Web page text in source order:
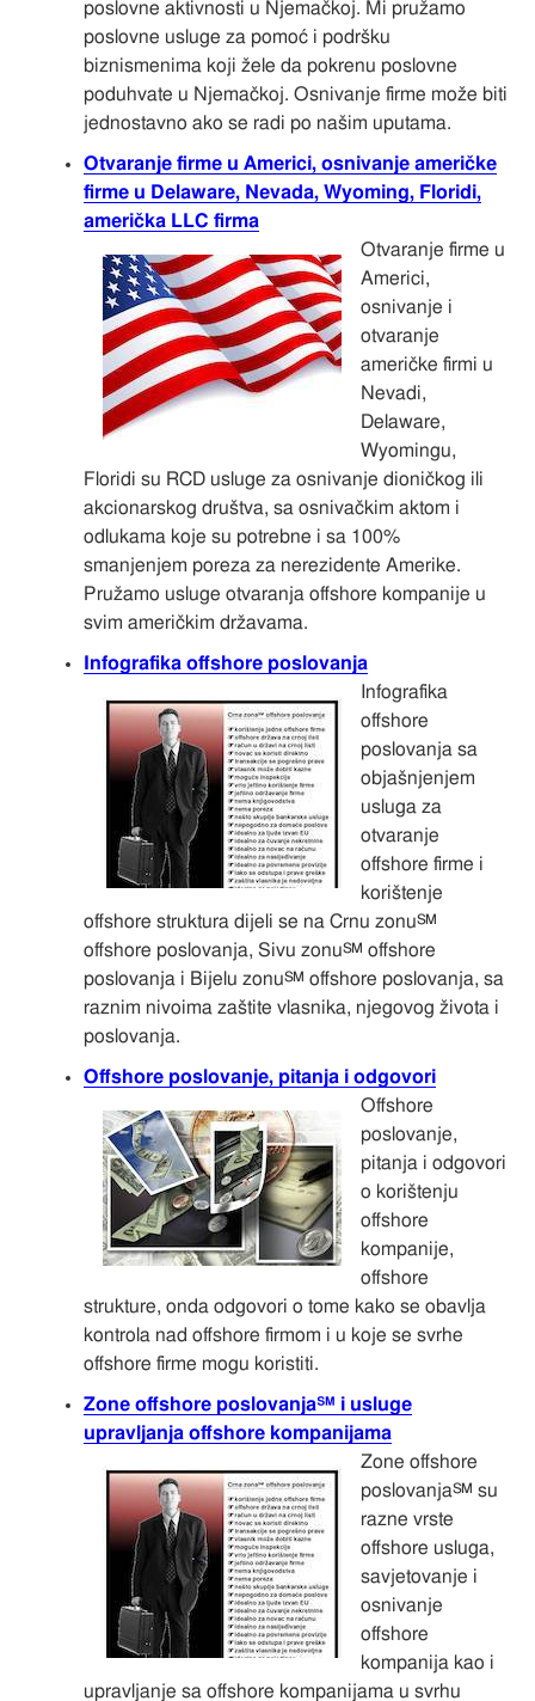
poslovne aktivnosti u Njemačkoj. Mi pružamo
poslovne usluge za pomoć i podršku
biznismenima koji žele da pokrenu poslovne
poduhvate u Njemačkoj. Osnivanje firme može biti
jednostavno ako se radi po našim uputama.
Otvaranje firme u Americi, osnivanje američke
firme u Delaware, Nevada, Wyoming, Floridi,
američka LLC firma
Otvaranje firme u
Americi,
osnivanje i
otvaranje
američke firmi u
Nevadi,
Delaware,
Wyomingu,
Floridi su RCD usluge za osnivanje dioničkog ili
akcionarskog društva, sa osnivačkim aktom i
odlukama koje su potrebne i sa 100%
smanjenjem poreza za nerezidente Amerike.
Pružamo usluge otvaranja offshore kompanije u
svim američkim državama.
Infografika offshore poslovanja
Infografika
offshore
poslovanja sa
objašnjenjem
usluga za
otvaranje
offshore firme i
korištenje
offshore struktura dijeli se na Crnu zonu℠
offshore poslovanja, Sivu zonu℠ offshore
poslovanja i Bijelu zonu℠ offshore poslovanja, sa
raznim nivoima zaštite vlasnika, njegovog života i
poslovanja.
Offshore poslovanje, pitanja i odgovori
Offshore
poslovanje,
pitanja i odgovori
o korištenju
offshore
kompanije,
offshore
strukture, onda odgovori o tome kako se obavlja
kontrola nad offshore firmom i u koje se svrhe
offshore firme mogu koristiti.
Zone offshore poslovanja℠ i usluge
upravljanja offshore kompanijama
Zone offshore
poslovanja℠ su
razne vrste
offshore usluga,
savjetovanje i
osnivanje
offshore
kompanija kao i
upravljanje sa offshore kompanijama u svrhu